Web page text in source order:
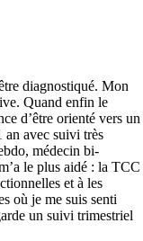
diagnostiqué. Mon
Quand enfin le
d’être orienté vers un
an avec suivi très
médecin bi-
le plus aidé : la TCC
et à les
où je me suis senti
un suivi trimestriel